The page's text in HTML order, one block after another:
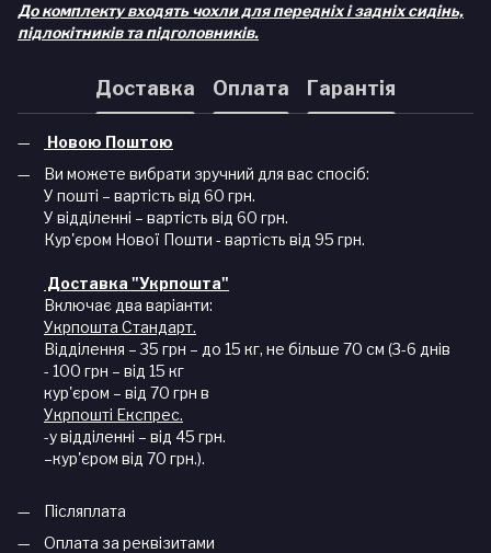
До комплекту входять чохли для передніх і задніх сидінь,
підлокітників та підголовників.
Доставка Оплата Гарантія
Новою Поштою
Ви можете вибрати зручний для вас спосіб:
У пошті – вартість від 60 грн.
У відділенні – вартість від 60 грн.
Кур'єром Нової Пошти - вартість від 95 грн.
Доставка "Укрпошта"
Включає два варіанти:
Укрпошта Стандарт.
Відділення – 35 грн – до 15 кг, не більше 70 см (3-6 днів
- 100 грн – від 15 кг
кур'єром – від 70 грн в
Укрпошті Експрес.
-у відділенні – від 45 грн.
–кур'єром від 70 грн.).
Післяплата
Оплата за реквізитами